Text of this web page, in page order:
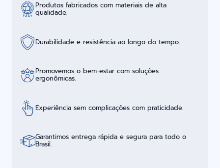
Produtos fabricados com materiais de alta
qualidade.
Durabilidade e resistência ao longo do tempo.
Promovemos o bem-estar com soluções
ergonômicas.
Experiência sem complicações com praticidade.
Garantimos entrega rápida e segura para todo o
Brasil.